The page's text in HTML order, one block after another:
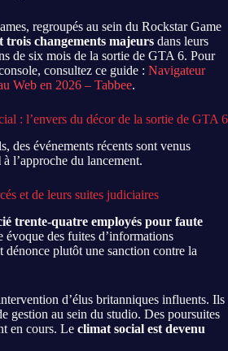
regroupés au sein du Rockstar Game
trois changements majeurs dans leurs
de six mois de la sortie de GTA 6. Pour
consultez ce guide : Navigateur
Web en 2026 – Tabbee.
: l’envers du décor de la sortie de GTA 6
des événements récents sont venus
à l’approche du lancement.
et de leurs suites judiciaires
trente-quatre employés pour faute
des fuites d’informations
plutôt une sanction contre la
d’élus britanniques influents. Ils
gestion au sein du studio. Des poursuites
en cours. Le climat social est devenu